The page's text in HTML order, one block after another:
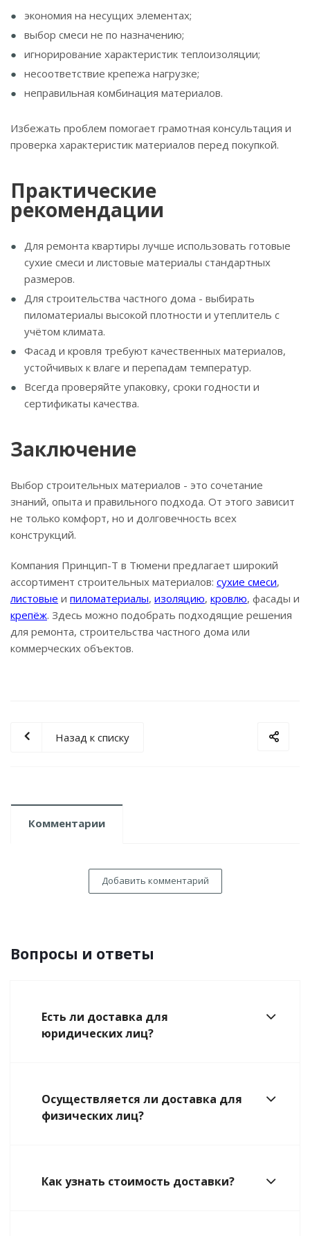
экономия на несущих элементах;
выбор смеси не по назначению;
игнорирование характеристик теплоизоляции;
несоответствие крепежа нагрузке;
неправильная комбинация материалов.
Избежать проблем помогает грамотная консультация и
проверка характеристик материалов перед покупкой.
Практические
рекомендации
Для ремонта квартиры лучше использовать готовые
сухие смеси и листовые материалы стандартных
размеров.
Для строительства частного дома - выбирать
пиломатериалы высокой плотности и утеплитель с
учётом климата.
Фасад и кровля требуют качественных материалов,
устойчивых к влаге и перепадам температур.
Всегда проверяйте упаковку, сроки годности и
сертификаты качества.
Заключение
Выбор строительных материалов - это сочетание
знаний, опыта и правильного подхода. От этого зависит
не только комфорт, но и долговечность всех
конструкций.
Компания Принцип-Т в Тюмени предлагает широкий
ассортимент строительных материалов: сухие смеси,
листовые и пиломатериалы, изоляцию, кровлю, фасады и
крепёж. Здесь можно подобрать подходящие решения
для ремонта, строительства частного дома или
коммерческих объектов.
Назад к списку
Комментарии
Добавить комментарий
Вопросы и ответы
Есть ли доставка для
юридических лиц?
Осуществляется ли доставка для
физических лиц?
Как узнать стоимость доставки?